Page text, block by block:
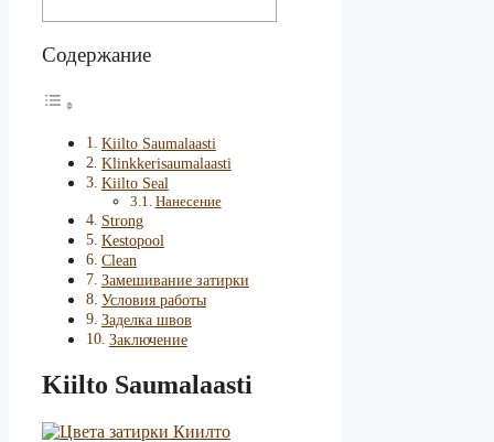
Содержание
Kiilto Saumalaasti
Klinkkerisaumalaasti
Kiilto Seal
Нанесение
Strong
Kestopool
Clean
Замешивание затирки
Условия работы
Заделка швов
Заключение
Kiilto Saumalaasti